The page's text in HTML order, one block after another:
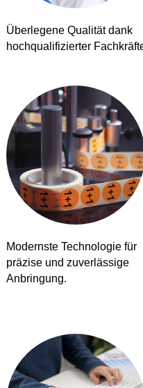
Überlegene Qualität dank
hochqualifizierter
Modernste Technologie für
präzise und zuverlässige
Anbringung.
Beratung und
Anforderungsaufnahme
Designentwicklung
Materialvorbereitung